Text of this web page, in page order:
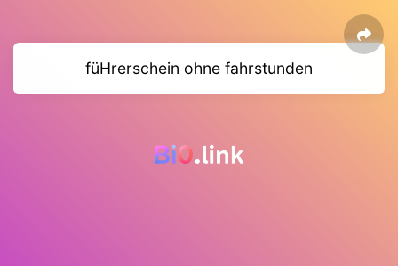
füHrerschein ohne fahrstunden